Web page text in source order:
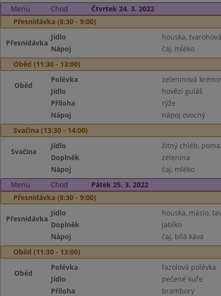
Menu
Chod
Čtvrtek 24. 3. 2022
Přesnídávka (8:30 - 9:00)
Přesnídávka
Jídlo
houska,
Nápoj
čaj, mléko
Oběd (11:30 - 13:00)
Oběd
Polévka
zeleninová
Jídlo
hovězí guláš
Příloha
rýže
Nápoj
nápoj ovocný
Svačina (13:30 - 14:00)
Svačina
Jídlo
žitný chléb,
Doplněk
zelenina
Nápoj
čaj, mléko
Menu
Chod
Pátek 25. 3. 2022
Přesnídávka (8:30 - 9:00)
Přesnídávka
Jídlo
houska, máslo,
Doplněk
jablko
Nápoj
čaj, bílá káva
Oběd (11:30 - 13:00)
Oběd
Polévka
fazolová polévka
Jídlo
pečené kuře
Příloha
brambory